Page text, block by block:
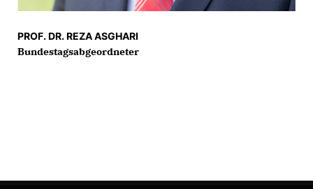
PROF. DR. REZA ASGHARI
Bundestagsabgeordneter